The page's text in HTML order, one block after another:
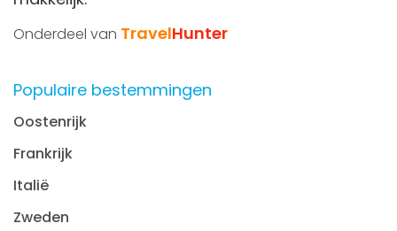
Onderdeel van TravelHunter
Populaire bestemmingen
Oostenrijk
Frankrijk
Italië
Zweden